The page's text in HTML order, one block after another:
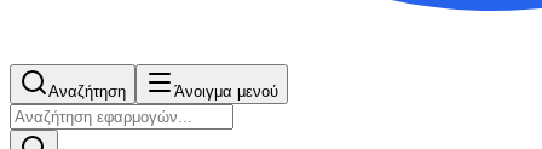
Αναζήτηση Άνοιγμα μενού